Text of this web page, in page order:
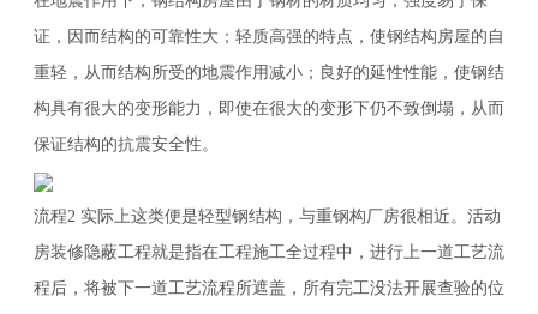
证，因而结构的可靠性大；轻质高强的特点，使钢结构房屋的自
重轻，从而结构所受的地震作用减小；良好的延性性能，使钢结
构具有很大的变形能力，即使在很大的变形下仍不致倒塌，从而
保证结构的抗震安全性。
流程2 实际上这类便是轻型钢结构，与重钢构厂房很相近。活动
房装修隐蔽工程就是指在工程施工全过程中，进行上一道工艺流
程后，将被下一道工艺流程所遮盖，所有完工没法开展查验的位